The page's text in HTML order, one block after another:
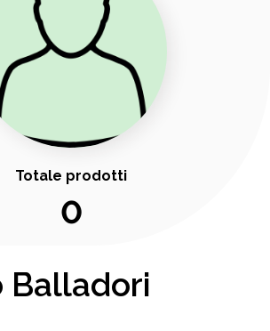
Totale prodotti
0
Balladori